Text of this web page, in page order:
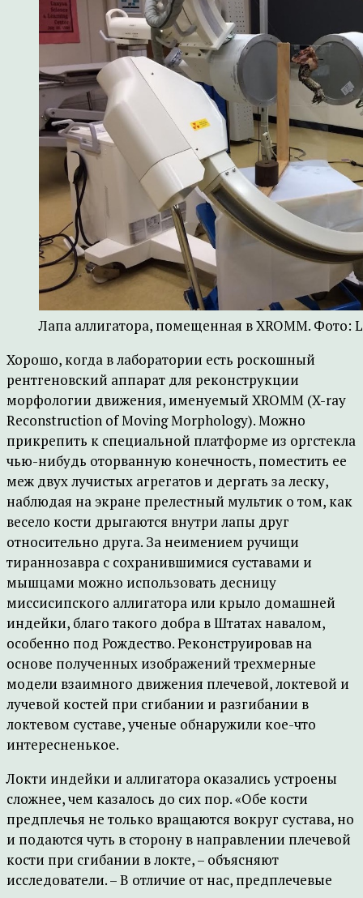
Лапа аллигатора, помещенная в XROMM. Фото:
Хорошо, когда в лаборатории есть роскошный
рентгеновский аппарат для реконструкции
морфологии движения, именуемый XROMM (X-ray
Reconstruction of Moving Morphology). Можно
прикрепить к специальной платформе из оргстекла
чью-нибудь оторванную конечность, поместить ее
меж двух лучистых агрегатов и дергать за леску,
наблюдая на экране прелестный мультик о том, как
весело кости дрыгаются внутри лапы друг
относительно друга. За неимением ручищи
тираннозавра с сохранившимися суставами и
мышцами можно использовать десницу
миссисипского аллигатора или крыло домашней
индейки, благо такого добра в Штатах навалом,
особенно под Рождество. Реконструировав на
основе полученных изображений трехмерные
модели взаимного движения плечевой, локтевой и
лучевой костей при сгибании и разгибании в
локтевом суставе, ученые обнаружили кое-что
интересненькое.
Локти индейки и аллигатора оказались устроены
сложнее, чем казалось до сих пор. «Обе кости
предплечья не только вращаются вокруг сустава, но
и подаются чуть в сторону в направлении плечевой
кости при сгибании в локте, – объясняют
исследователи. – В отличие от нас, предплечевые